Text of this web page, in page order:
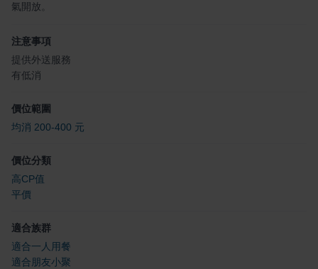
氣開放。
注意事項
提供外送服務
有低消
價位範圍
均消 200-400 元
價位分類
高CP值
平價
適合族群
適合一人用餐
適合朋友小聚